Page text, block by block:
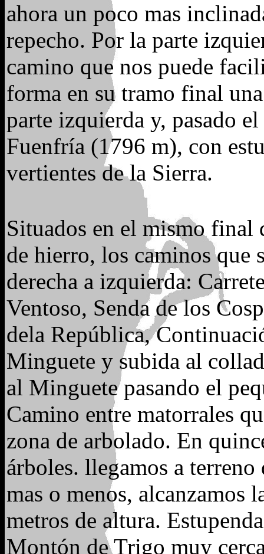
ahora un poco mas
repecho. Por la parte
camino que nos puede
forma en su tramo final
parte izquierda y, pasado
Fuenfría (1796 m), con
vertientes de la Sierra.
Situados en el mismo final
de hierro, los caminos que
derecha a izquierda:
Ventoso, Senda de los
dela República,
Minguete y subida al
al Minguete pasando el
Camino entre matorrales
zona de arbolado. En
árboles. llegamos a
mas o menos, alcanzamos
metros de altura.
Montón de Trigo muy